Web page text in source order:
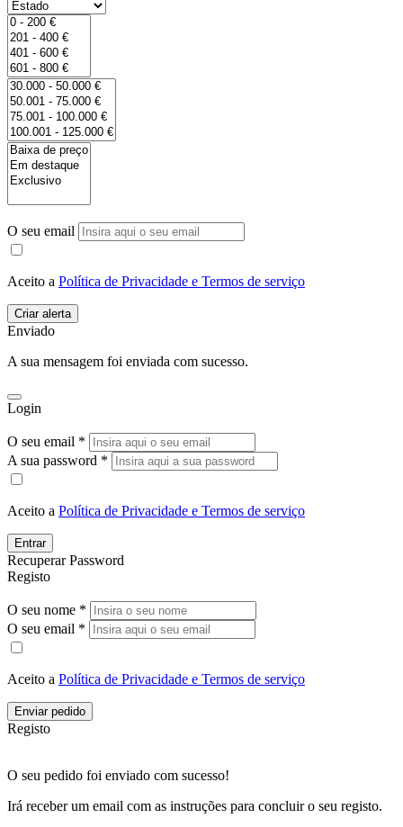
O seu email
Aceito a Política de Privacidade e Termos de serviço
Enviado
A sua mensagem foi enviada com sucesso.
Login
O seu email *
A sua password *
Aceito a Política de Privacidade e Termos de serviço
Entrar
Recuperar Password
Registo
O seu nome *
O seu email *
Aceito a Política de Privacidade e Termos de serviço
Enviar pedido
Registo
O seu pedido foi enviado com sucesso!
Irá receber um email com as instruções para concluir o seu registo.